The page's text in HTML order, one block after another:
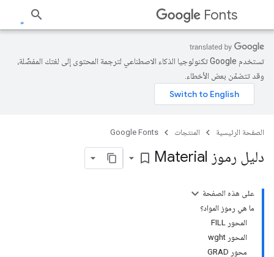
Fonts
تستخدم Google تكنولوجيا الذكاء الاصطناعي لترجمة المحتوى إلى لغتك المفضّلة،
وقد تتضمّن بعض الأخطاء.
الصفحة الرئيسية المنتجات Google Fonts
دليل رموز Material bookmark_border
على هذه الصفحة
ما هي رموز المواد؟
المحور FILL
المحور wght
محور GRAD